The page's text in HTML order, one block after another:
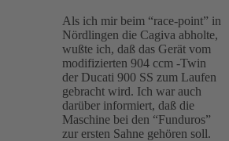
Als ich mir beim “race-point” in
Nördlingen die Cagiva abholte,
wußte ich, daß das Gerät vom
modifizierten 904 ccm -Twin
der Ducati 900 SS zum Laufen
gebracht wird. Ich war auch
darüber informiert, daß die
Maschine bei den “Funduros”
zur ersten Sahne gehören soll.